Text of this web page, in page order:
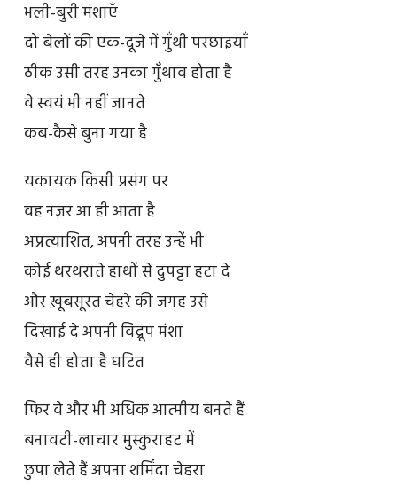
भली-बुरी मंशाएँ
दो बेलों की एक-दूजे में गुँथी परछाइयाँ
ठीक उसी तरह उनका गुँथाव होता है
वे स्वयं भी नहीं जानते
कब-कैसे बुना गया है
यकायक किसी प्रसंग पर
वह नज़र आ ही आता है
अप्रत्याशित, अपनी तरह उन्हें भी
कोई थरथराते हाथों से दुपट्टा हटा दे
और ख़ूबसूरत चेहरे की जगह उसे
दिखाई दे अपनी विद्रूप मंशा
वैसे ही होता है घटित
फिर वे और भी अधिक आत्मीय बनते हैं
बनावटी-लाचार मुस्कुराहट में
छुपा लेते हैं अपना शर्मिंदा चेहरा